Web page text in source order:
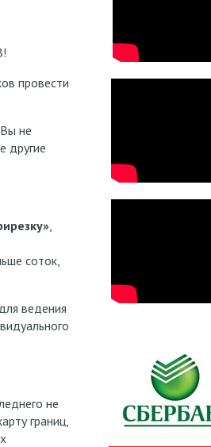
провести
не
другие
соток,
ведения
не
границ,